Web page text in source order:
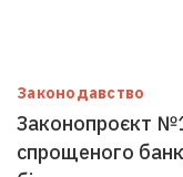
Законодавство
Законопроєкт
спрощеного